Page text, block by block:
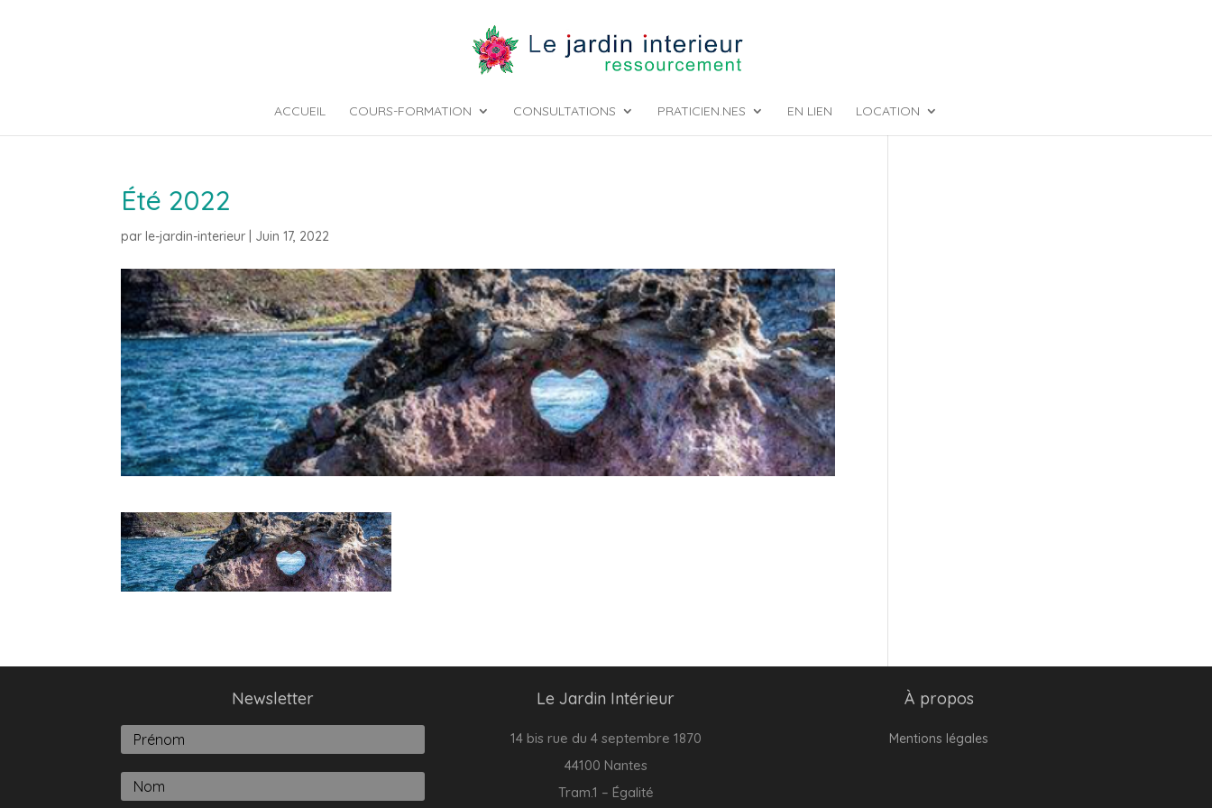
ACCUEIL COURS-FORMATION CONSULTATIONS PRATICIEN.NES EN LIEN LOCATION
Été 2022
parle-jardin-interieur Juin 17, 2022
Newsletter Le Jardin Intérieur
14 bis rue du 4 septembre 1870
44100 Nantes
Tram.1 – Égalité
À propos
Mentions légales